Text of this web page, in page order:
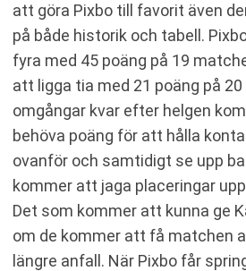
att göra Pixbo till favorit även
på både historik och tabell.
fyra med 45 poäng på 19
att ligga tia med 21 poäng på
omgångar kvar efter helgen
behöva poäng för att hålla
ovanför och samtidigt se upp
kommer att jaga placeringar
Det som kommer att kunna ge
om de kommer att få matchen
längre anfall. När Pixbo får